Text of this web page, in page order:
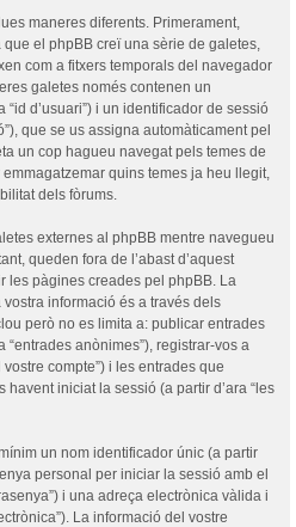
maneres diferents. Primerament,
el phpBB creï una sèrie de galetes,
com a fitxers temporals del navegador
galetes només contenen un
“id d’usuari”) i un identificador de sessió
que se us assigna automàticament pel
un cop hagueu navegat pels temes de
emmagatzemar quins temes ja heu llegit,
dels fòrums.
externes al phpBB mentre navegueu
queden fora de l’abast d’aquest
les pàgines creades pel phpBB. La
informació és a través dels
però no es limita a: publicar entrades
“entrades anònimes”), registrar-vos a
vostre compte”) i les entrades que
iniciat la sessió (a partir d’ara “les
un nom identificador únic (a partir
personal per iniciar la sessió amb el
i una adreça electrònica vàlida i
La informació del vostre